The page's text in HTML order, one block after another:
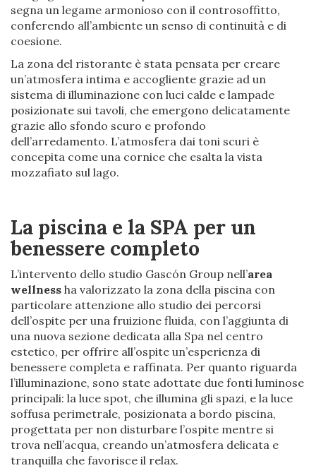
segna un legame armonioso con il controsoffitto,
conferendo all’ambiente un senso di continuità e di
coesione.
La zona del ristorante è stata pensata per creare
un’atmosfera intima e accogliente grazie ad un
sistema di illuminazione con luci calde e lampade
posizionate sui tavoli, che emergono delicatamente
grazie allo sfondo scuro e profondo
dell’arredamento. L’atmosfera dai toni scuri è
concepita come una cornice che esalta la vista
mozzafiato sul lago.
La piscina e la SPA per un
benessere completo
L’intervento dello studio Gascón Group nell’area
wellness ha valorizzato la zona della piscina con
particolare attenzione allo studio dei percorsi
dell’ospite per una fruizione fluida, con l’aggiunta di
una nuova sezione dedicata alla Spa nel centro
estetico, per offrire all’ospite un’esperienza di
benessere completa e raffinata. Per quanto riguarda
l’illuminazione, sono state adottate due fonti luminose
principali: la luce spot, che illumina gli spazi, e la luce
soffusa perimetrale, posizionata a bordo piscina,
progettata per non disturbare l’ospite mentre si
trova nell’acqua, creando un’atmosfera delicata e
tranquilla che favorisce il relax.